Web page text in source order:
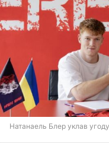
Натанаель Блер уклав